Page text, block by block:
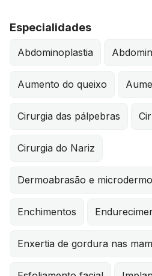
Especialidades
Abdominoplastia
Aumento do queixo
Cirurgia das pálpebras
Cirurgia do Nariz
Dermoabrasão e
Enchimentos
Enxertia de gordura nas